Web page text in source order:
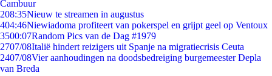
Cambuur
208:35Nieuw te streamen in augustus
404:46Niewiadoma profiteert van pokerspel en grijpt geel op Ventoux
3500:07Random Pics van de Dag #1979
2707/08Italië hindert reizigers uit Spanje na migratiecrisis Ceuta
2407/08Vier aanhoudingen na doodsbedreiging burgemeester Depla
van Breda